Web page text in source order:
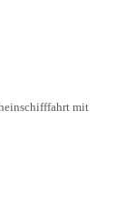
mit